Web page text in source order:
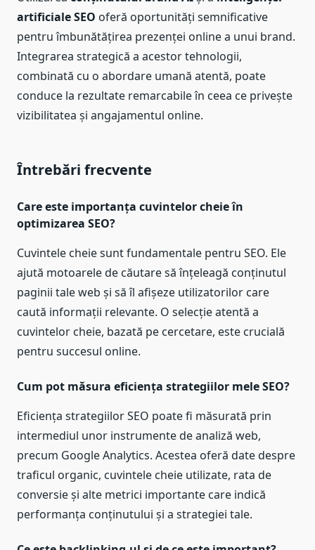
artificiale SEO oferă oportunități semnificative
pentru îmbunătățirea prezenței online a unui brand.
Integrarea strategică a acestor tehnologii,
combinată cu o abordare umană atentă, poate
conduce la rezultate remarcabile în ceea ce privește
vizibilitatea și angajamentul online.
Întrebări frecvente
Care este importanța cuvintelor cheie în
optimizarea SEO?
Cuvintele cheie sunt fundamentale pentru SEO. Ele
ajută motoarele de căutare să înțeleagă conținutul
paginii tale web și să îl afișeze utilizatorilor care
caută informații relevante. O selecție atentă a
cuvintelor cheie, bazată pe cercetare, este crucială
pentru succesul online.
Cum pot măsura eficiența strategiilor mele SEO?
Eficiența strategiilor SEO poate fi măsurată prin
intermediul unor instrumente de analiză web,
precum Google Analytics. Acestea oferă date despre
traficul organic, cuvintele cheie utilizate, rata de
conversie și alte metrici importante care indică
performanța conținutului și a strategiei tale.